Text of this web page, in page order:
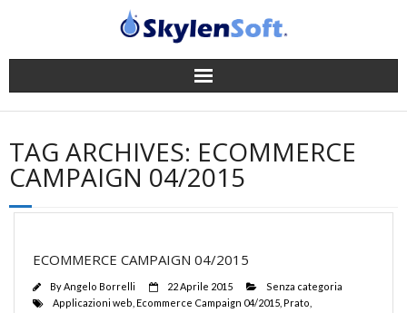
Gestionale
App
Company
TAG ARCHIVES: ECOMMERCE
CAMPAIGN 04/2015
ECOMMERCE CAMPAIGN 04/2015
ByAngelo Borrelli 22 Aprile 2015
Senza categoria
Applicazioni web Ecommerce Campaign 04/2015 Prato